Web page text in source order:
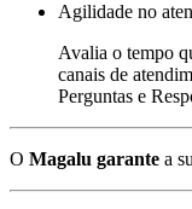
Agilidade no
Avalia o tempo
canais de
Perguntas e
O Magalu garante a